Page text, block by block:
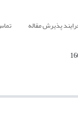
پذیرش مقاله